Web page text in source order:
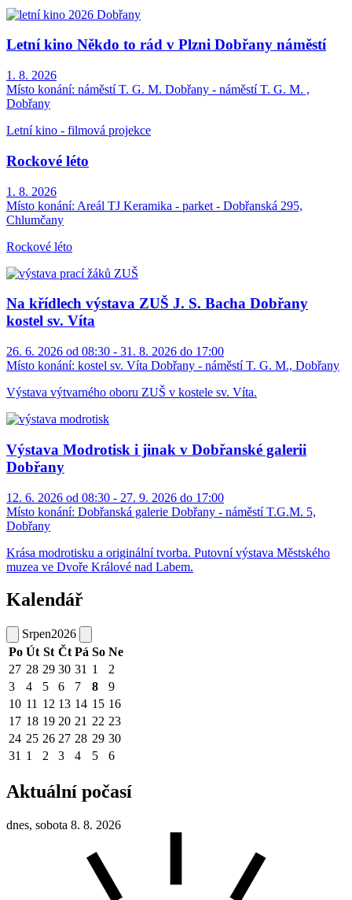
Letní kino Někdo to rád v Plzni Dobřany náměstí
1. 8. 2026
Místo konání: náměstí T. G. M. Dobřany - náměstí T. G. M. ,
Dobřany
Letní kino - filmová projekce
Rockové léto
1. 8. 2026
Místo konání: Areál TJ Keramika - parket - Dobřanská 295,
Chlumčany
Rockové léto
Na křídlech výstava ZUŠ J. S. Bacha Dobřany
kostel sv. Víta
26. 6. 2026 od 08:30 - 31. 8. 2026 do 17:00
Místo konání: kostel sv. Víta Dobřany - náměstí T. G. M., Dobřany
Výstava výtvarného oboru ZUŠ v kostele sv. Víta.
Výstava Modrotisk i jinak v Dobřanské galerii
Dobřany
12. 6. 2026 od 08:30 - 27. 9. 2026 do 17:00
Místo konání: Dobřanská galerie Dobřany - náměstí T.G.M. 5,
Dobřany
Krása modrotisku a originální tvorba. Putovní výstava Městského
muzea ve Dvoře Králové nad Labem.
Kalendář
Srpen2026
Po Út St Čt Pá So Ne
27 28 29 30 31 1
2
3
4 5 6 7 8
9
10 11 12 13 14 15 16
17 18 19 20 21 22 23
24 25 26 27 28 29 30
31 1 2 3 4 5 6
Aktuální počasí
dnes, sobota 8. 8. 2026